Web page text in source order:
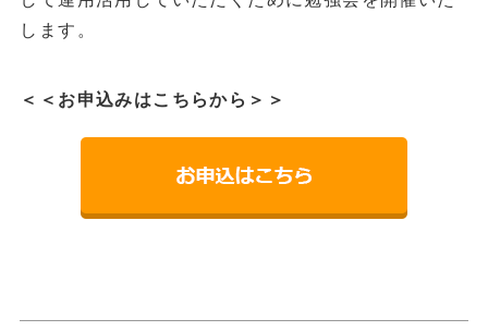
します。
＜＜お申込みはこちらから＞＞